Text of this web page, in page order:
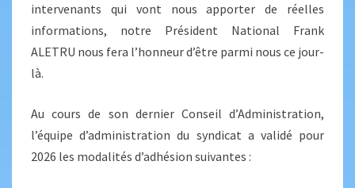
intervenants qui vont nous apporter de réelles
informations, notre Président National Frank
ALETRU nous fera l’honneur d’être parmi nous ce jour-
là.
Au cours de son dernier Conseil d’Administration,
l’équipe d’administration du syndicat a validé pour
2026 les modalités d’adhésion suivantes :